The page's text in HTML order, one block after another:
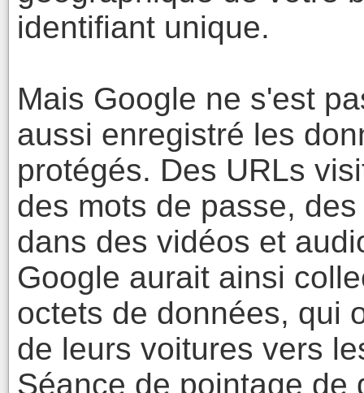
identifiant unique.
Mais Google ne s'est
aussi enregistré les
protégés. Des URLs
des mots de passe,
dans des vidéos et
Google aurait ainsi
octets de données, qui
de leurs voitures vers
Séance de pointage de